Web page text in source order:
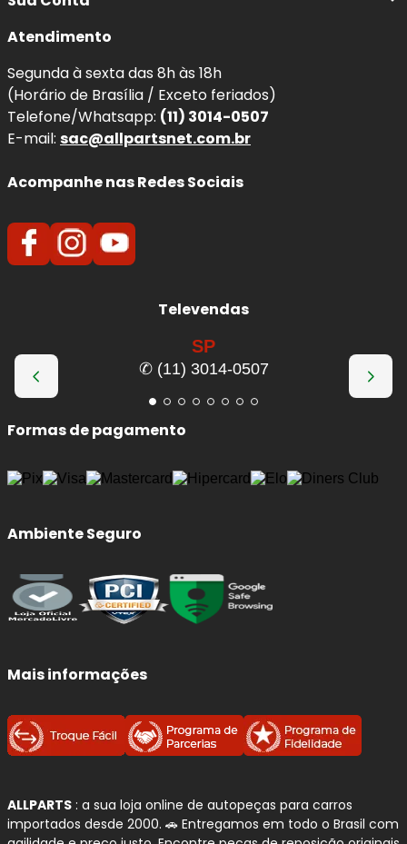
Atendimento
Segunda à sexta das 8h às 18h
(Horário de Brasília / Exceto feriados)
Telefone/Whatsapp: (11) 3014-0507
E-mail: sac@allpartsnet.com.br
Acompanhe nas Redes Sociais
Televendas
SP
✆ (11) 3014-0507
Formas de pagamento
Ambiente Seguro
Mais informações
ALLPARTS : a sua loja online de autopeças para carros
importados desde 2000. 🚗 Entregamos em todo o Brasil com